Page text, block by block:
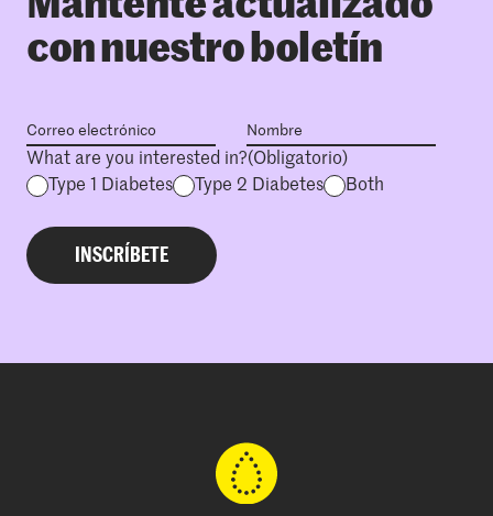
con nuestro boletín
What are you interested in?(Obligatorio)
Type 1 Diabetes
Type 2 Diabetes Both